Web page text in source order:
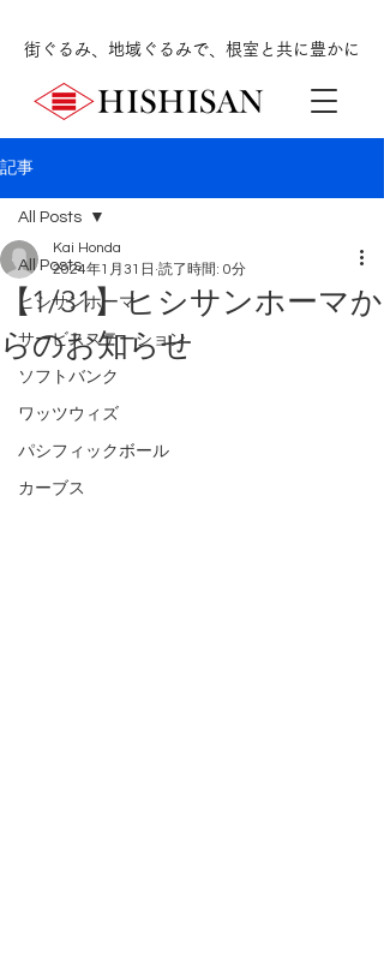
街ぐるみ、地域ぐるみで、根室と共に豊かに
記事
All Posts
ヒシサンホーマ
サービスステーション
ソフトバンク
ワッツウィズ
パシフィックボール
カーブス
All Posts
【1/31】ヒシサンホーマか
らのお知らせ
Kai Honda
2024年1月31日 読了時間: 0分